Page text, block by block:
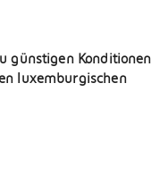
günstigen Konditionen
luxemburgischen